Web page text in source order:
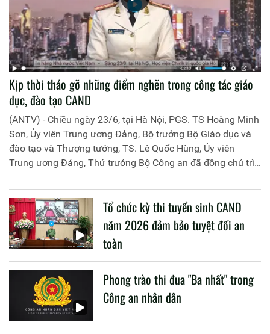
Kịp thời tháo gỡ những điểm nghẽn trong công tác giáo
dục, đào tạo CAND
(ANTV) - Chiều ngày 23/6, tại Hà Nội, PGS. TS Hoàng Minh
Sơn, Ủy viên Trung ương Đảng, Bộ trưởng Bộ Giáo dục và
đào tạo và Thượng tướng, TS. Lê Quốc Hùng, Ủy viên
Trung ương Đảng, Thứ trưởng Bộ Công an đã đồng chủ trì
liên quan đến công tác giáo dục và đào tạo của lực lượng
CAND.
Tổ chức kỳ thi tuyển sinh CAND
năm 2026 đảm bảo tuyệt đối an
toàn
Phong trào thi đua "Ba nhất" trong
Công an nhân dân